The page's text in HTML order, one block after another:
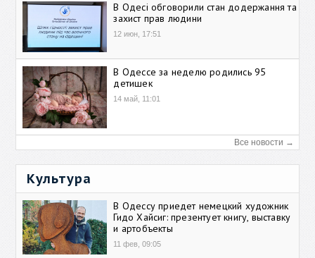
В Одесі обговорили стан додержання та
захист прав людини
12 июн, 17:51
В Одессе за неделю родились 95
детишек
14 май, 11:01
Все новости →
Культура
В Одессу приедет немецкий художник
Гидо Хайсиг: презентует книгу, выставку
и артобъекты
11 фев, 09:05